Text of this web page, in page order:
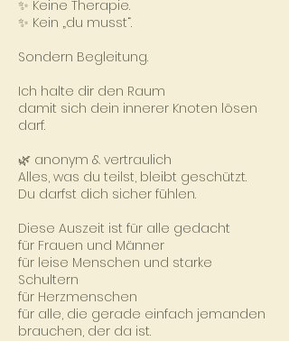
✨ Keine Therapie.
✨ Kein „du musst“.
Sondern Begleitung.
Ich halte dir den Raum
damit sich dein innerer Knoten lösen
darf.
🌿 anonym & vertraulich
Alles, was du teilst, bleibt geschützt.
Du darfst dich sicher fühlen.
Diese Auszeit ist für alle gedacht
für Frauen und Männer
für leise Menschen und starke
Schultern
für Herzmenschen
für alle, die gerade einfach jemanden
brauchen, der da ist.